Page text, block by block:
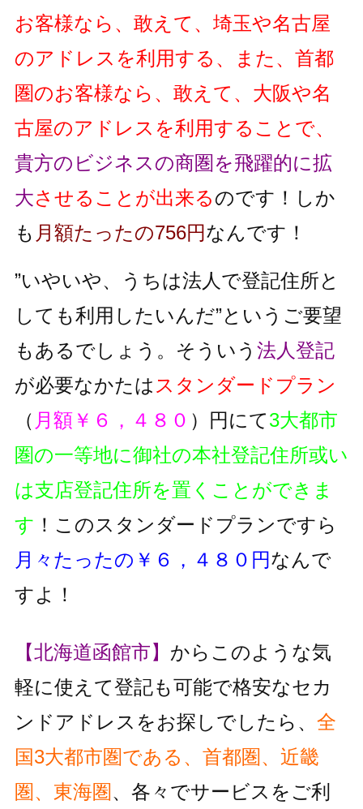
お客様なら、敢えて、埼玉や名古屋
のアドレスを利用する、また、首都
圏のお客様なら、敢えて、大阪や名
古屋のアドレスを利用することで、
貴方のビジネスの商圏を飛躍的に拡
大させることが出来るのです！しか
も 月額たったの756円なんです！
”いやいや、うちは法人で登記住所と
しても利用したいんだ”というご要望
もあるでしょう。そういう 法人登記
が必要なかたは スタンダードプラン
（ 月額￥６，４８０ ）円にて3大都市
圏の一等地に御社の本社登記住所或い
は支店登記住所を置くことができま
す ！このスタンダードプランですら
月々たったの￥６，４８０円なんで
すよ！
【北海道函館市】 からこのような気
軽に使えて登記も可能で格安なセカ
ンドアドレスをお探しでしたら、 全
国3大都市圏である、首都圏、近畿
圏、東海圏、各々でサービスをご利